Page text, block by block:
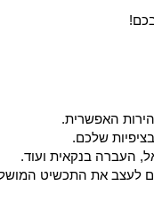
האפשרית.
שלכם.
העברה בנקאית ועוד.
לעצב את התכשיט